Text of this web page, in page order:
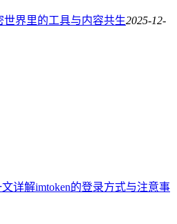
世界里的工具与内容共生2025-12-
详解imtoken的登录方式与注意事